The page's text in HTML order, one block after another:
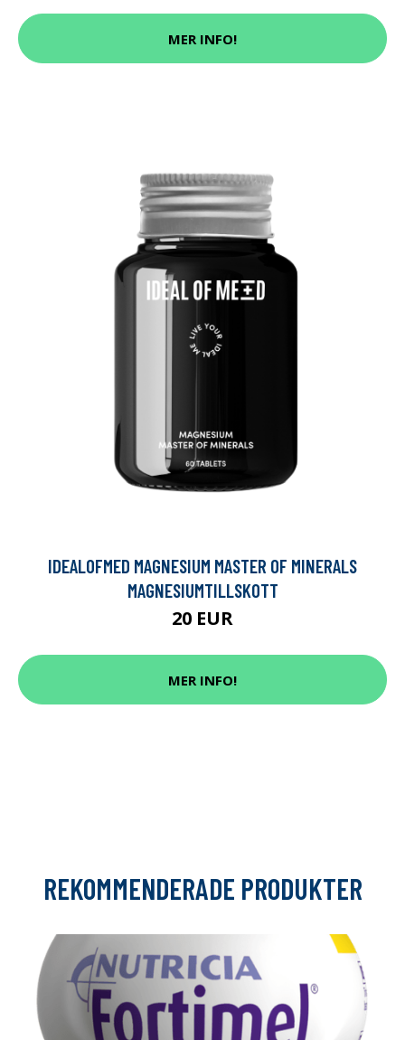
MER INFO!
IDEALOFMED MAGNESIUM MASTER OF MINERALS
MAGNESIUMTILLSKOTT
20 EUR
MER INFO!
REKOMMENDERADE PRODUKTER